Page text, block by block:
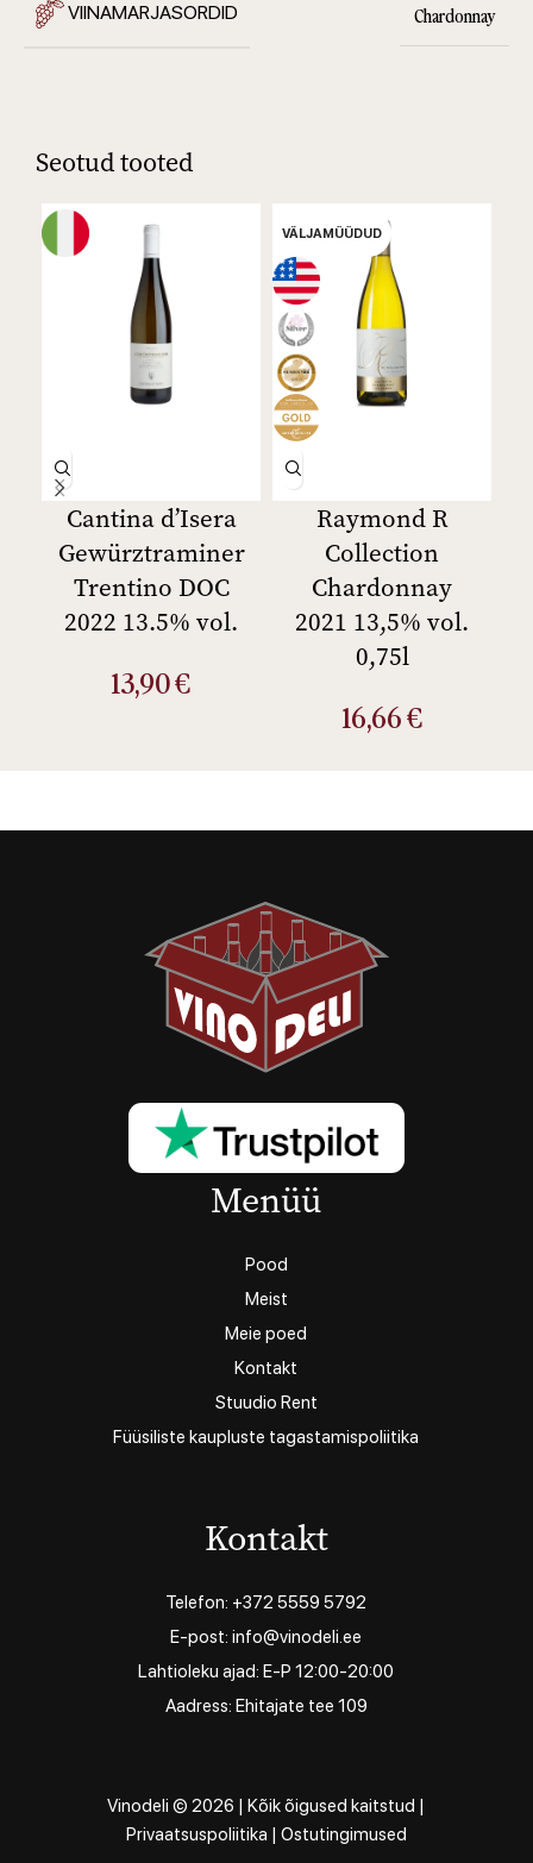
VIINAMARJASORDID Chardonnay
Seotud tooted
Cantina dʼIsera
Gewürztraminer
Trentino DOC
2022 13.5% vol.
13,90€
VÄLJAMÜÜDUD
Raymond R
Collection
Chardonnay
2021 13,5% vol.
0,75l
16,66€
Menüü
Pood
Meist
Meie poed
Kontakt
Stuudio Rent
Füüsiliste kaupluste tagastamispoliitika
Kontakt
Telefon: +372 5559 5792
E-post: info@vinodeli.ee
Lahtioleku ajad: E-P 12:00-20:00
Aadress: Ehitajate tee 109
Vinodeli © 2026 | Kõik õigused kaitstud |
Privaatsuspoliitika | Ostutingimused